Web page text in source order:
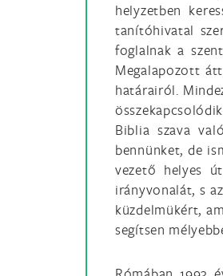
helyzetben
tanítóhivatal
foglalnak a
Megalapozott
határairól.
Biblia szava
bennünket, de
vezető helyes
irányvonalát, s
küzdelmükért,
segítsen